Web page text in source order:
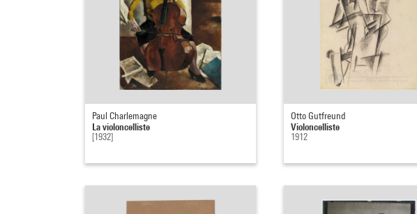
Paul Charlemagne
La violoncelliste
[1932]
Otto Gutfreund
Violoncelliste
1912